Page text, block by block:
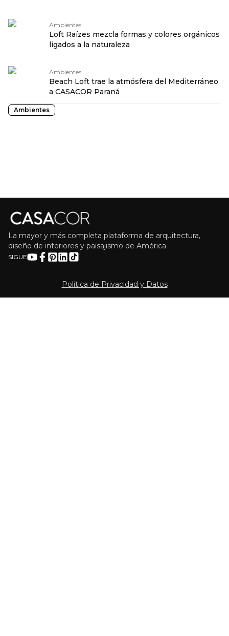
Ambientes
Loft Raízes mezcla formas y colores orgánicos
ligados a la naturaleza
Ambientes
Beach Loft trae la atmósfera del Mediterráneo
a CASACOR Paraná
Ambientes
La mayor y más completa plataforma de arquitectura,
diseño de interiores y paisajismo de América
SIGUE
Política de Privacidad y Datos